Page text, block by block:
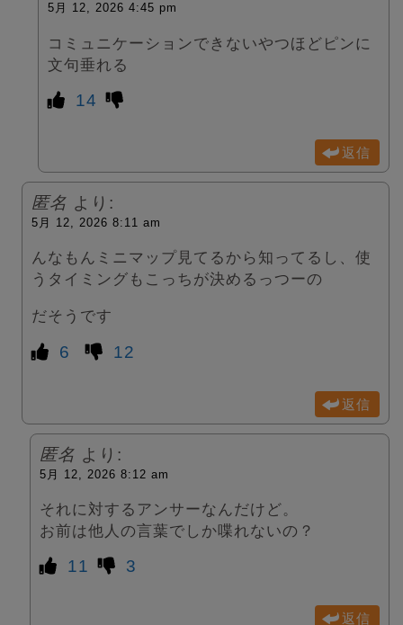
5月 12, 2026 4:45 pm
コミュニケーションできないやつほどピンに
文句垂れる
14
返信
匿名 より:
5月 12, 2026 8:11 am
んなもんミニマップ見てるから知ってるし、使
うタイミングもこっちが決めるっつーの
だそうです
6 12
返信
匿名 より:
5月 12, 2026 8:12 am
それに対するアンサーなんだけど。
お前は他人の言葉でしか喋れないの？
11 3
返信